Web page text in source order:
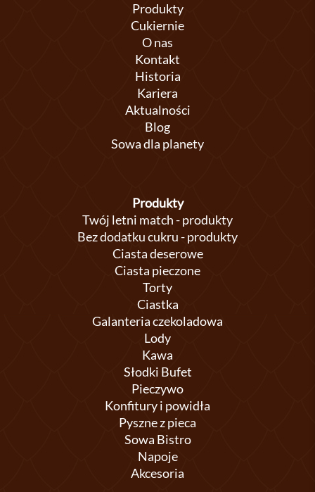
Produkty
Cukiernie
O nas
Kontakt
Historia
Kariera
Aktualności
Blog
Sowa dla planety
Produkty
Twój letni match - produkty
Bez dodatku cukru - produkty
Ciasta deserowe
Ciasta pieczone
Torty
Ciastka
Galanteria czekoladowa
Lody
Kawa
Słodki Bufet
Pieczywo
Konfitury i powidła
Pyszne z pieca
Sowa Bistro
Napoje
Akcesoria